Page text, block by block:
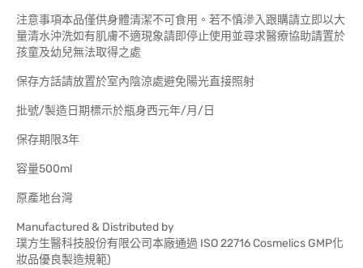
注意事項本品僅供身體清潔不可食用。若不慎滲入跟購請立即以大
量清水沖洗如有肌膚不適現象請即停止使用並尋求醫療協助請置於
孩童及幼兒無法取得之處
保存方話請放置於室內陰涼處避免陽光直接照射
批號/製造日期標示於瓶身西元年/月/日
保存期限3年
容量500ml
原產地台灣
Manufactured & Distributed by
璞方生醫科技股份有限公司本廠通過 ISO 22716 Cosmelics GMP化
妝品優良製造規範)